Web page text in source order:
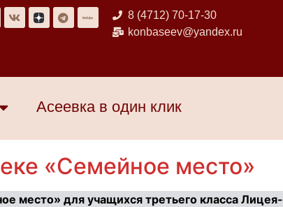
8 (4712) 70-17-30
konbaseev@yandex.ru
Асеевка в один клик
«Семейное место»
место» для учащихся третьего класса Лицея-